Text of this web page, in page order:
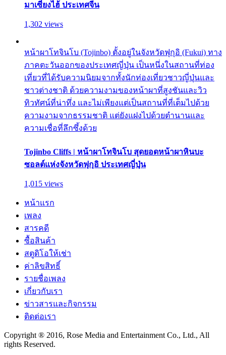
มาเซี่ยงไฮ้ ประเทศจีน
1,302 views
หน้าผาโทจินโบ (Tojinbo) ตั้งอยู่ในจังหวัดฟุกุอิ (Fukui) ทาง
ภาคตะวันออกของประเทศญี่ปุ่น เป็นหนึ่งในสถานที่ท่อง
เที่ยวที่ได้รับความนิยมจากทั้งนักท่องเที่ยวชาวญี่ปุ่นและ
ชาวต่างชาติ ด้วยความงามของหน้าผาที่สูงชันและวิว
ทิวทัศน์ที่น่าทึ่ง และไม่เพียงแต่เป็นสถานที่ที่เต็มไปด้วย
ความงามจากธรรมชาติ แต่ยังแฝงไปด้วยตำนานและ
ความเชื่อที่ลึกซึ้งด้วย
Tojinbo Cliffs | หน้าผาโทจินโบ สุดยอดหน้าผาหินบะ
ซอลต์แห่งจังหวัดฟุกุอิ ประเทศญี่ปุ่น
1,015 views
หน้าแรก
เพลง
สารคดี
ซื้อสินค้า
สตูดิโอให้เช่า
ค่าลิขสิทธิ์
รายชื่อเพลง
เกี่ยวกับเรา
ข่าวสารและกิจกรรม
ติดต่อเรา
Copyright ® 2016, Rose Media and Entertainment Co., Ltd., All
rights Reserved.